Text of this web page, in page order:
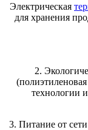
Электрическая
для хранения
2.
технологии
3. Питание от